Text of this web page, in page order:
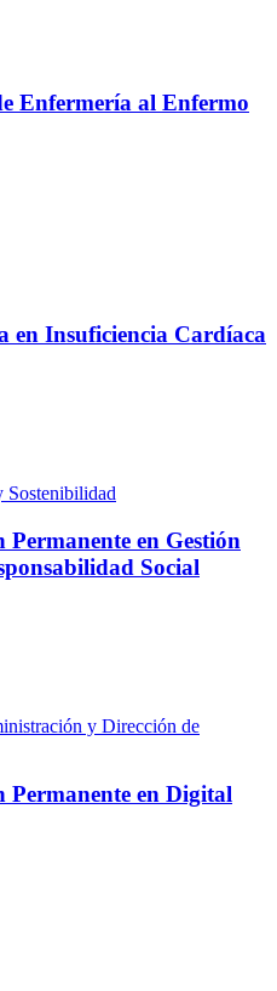
Enfermería al Enfermo
en Insuficiencia Cardíaca
Sostenibilidad
en Gestión
Social
y Dirección de
Permanente en Digital